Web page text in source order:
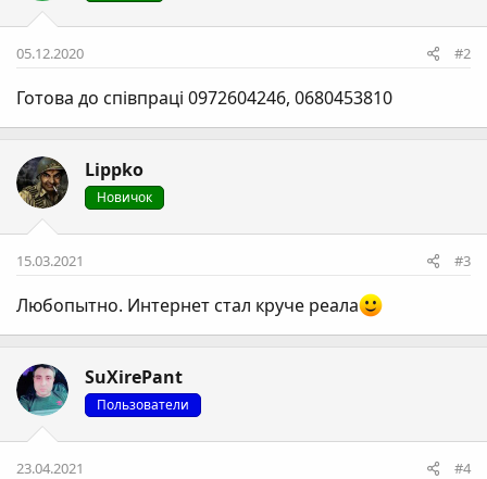
05.12.2020 #2
Готова до співпраці 0972604246, 0680453810
Lippko
Новичок
15.03.2021 #3
Любопытно. Интернет стал круче реала
SuXirePant
Пользователи
23.04.2021 #4